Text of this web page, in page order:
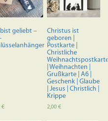
geliebt –
€
Christus ist
geboren |
Postkarte |
Christliche
Weihnachtspostkarte
| Weihnachten |
Grußkarte | A6 |
Geschenk | Glaube
| Jesus | Christlich |
Krippe
2,00€